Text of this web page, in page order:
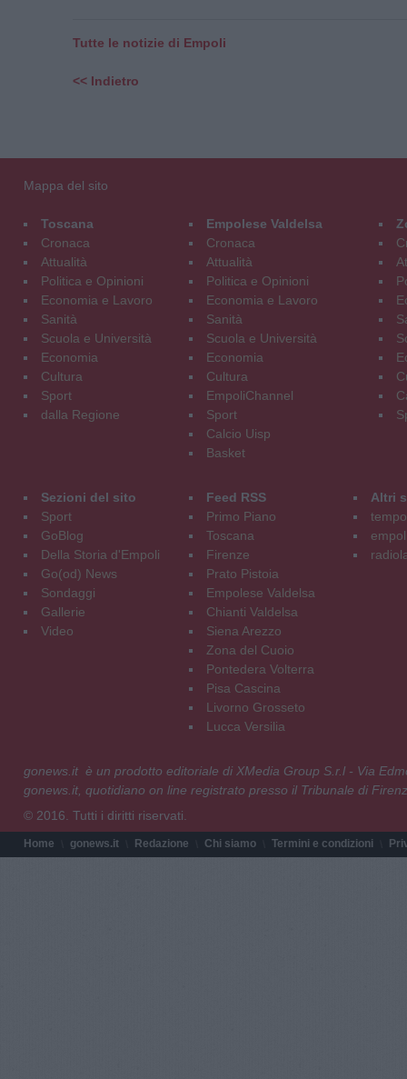
Tutte le notizie di Empoli
<< Indietro
Mappa del sito
Toscana
Cronaca
Attualità
Politica e Opinioni
Economia e Lavoro
Sanità
Scuola e Università
Economia
Cultura
Sport
dalla Regione
Empolese Valdelsa
Cronaca
Attualità
Politica e Opinioni
Economia e Lavoro
Sanità
Scuola e Università
Economia
Cultura
EmpoliChannel
Sport
Calcio Uisp
Basket
Sezioni del sito
Sport
GoBlog
Della Storia d'Empoli
Go(od) News
Sondaggi
Gallerie
Video
Feed RSS
Primo Piano
Toscana
Firenze
Prato Pistoia
Empolese Valdelsa
Chianti Valdelsa
Siena Arezzo
Zona del Cuoio
Pontedera Volterra
Pisa Cascina
Livorno Grosseto
Lucca Versilia
Altri
gonews.it è un prodotto editoriale di XMedia Group S.r.l - Via
gonews.it, quotidiano on line registrato presso il Tribunale di
© 2016. Tutti i diritti riservati.
Home gonews.it Redazione Chi siamo Termini e condizioni